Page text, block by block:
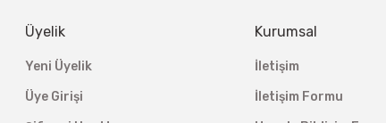
Üyelik
Yeni Üyelik
Üye Girişi
Kurumsal
İletişim
İletişim Formu